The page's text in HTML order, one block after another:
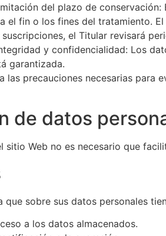
del plazo de
el fin o los fines del tratamiento.
suscripciones, el Titular revisará
y confidencialidad: Los
garantizada.
las precauciones necesarias
de datos
sitio Web no es necesario que
que sobre sus datos personales
a los datos almacenados.